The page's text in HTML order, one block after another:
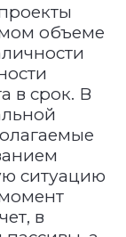
объеме
в срок. В
ситуацию
в